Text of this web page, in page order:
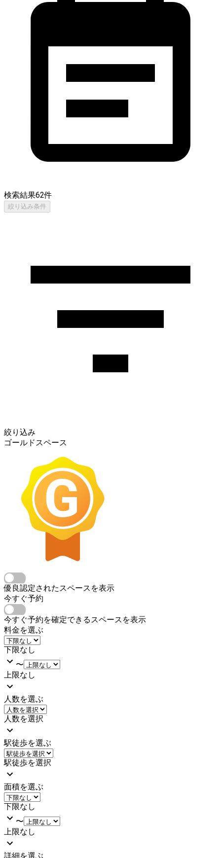
検索結果62件
絞り込み条件
絞り込み
ゴールドスペース
優良認定されたスペースを表示
今すぐ予約
今すぐ予約を確定できるスペースを表示
料金を選ぶ
下限なし
〜
上限なし
人数を選ぶ
人数を選択
駅徒歩を選ぶ
駅徒歩を選択
面積を選ぶ
下限なし
〜
上限なし
詳細を選ぶ